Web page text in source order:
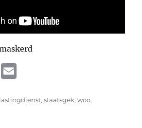
B
ai
,staatsgek,woo,